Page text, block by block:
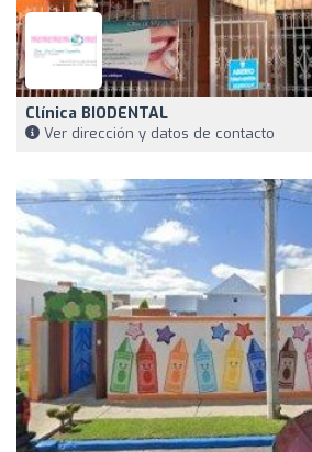
Clínica BIODENTAL
Ver dirección y datos de contacto